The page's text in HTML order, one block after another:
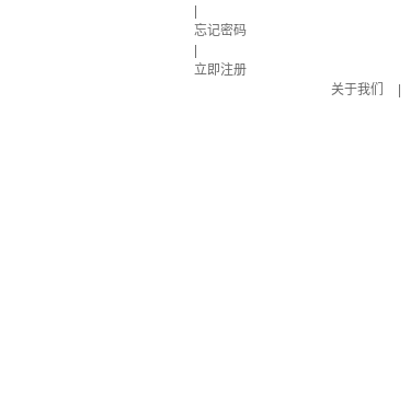
忘记密码
立即注册
关于我们